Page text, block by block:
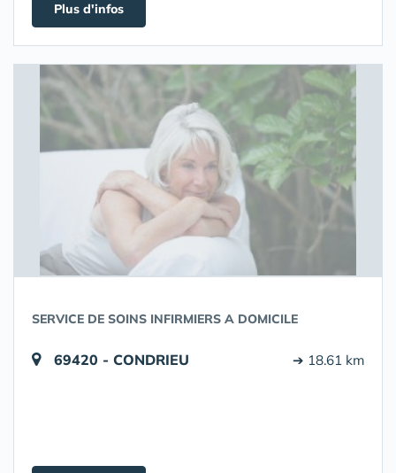
Plus d'infos
SERVICE DE SOINS INFIRMIERS A DOMICILE
69420 - CONDRIEU ➔ 18.61 km